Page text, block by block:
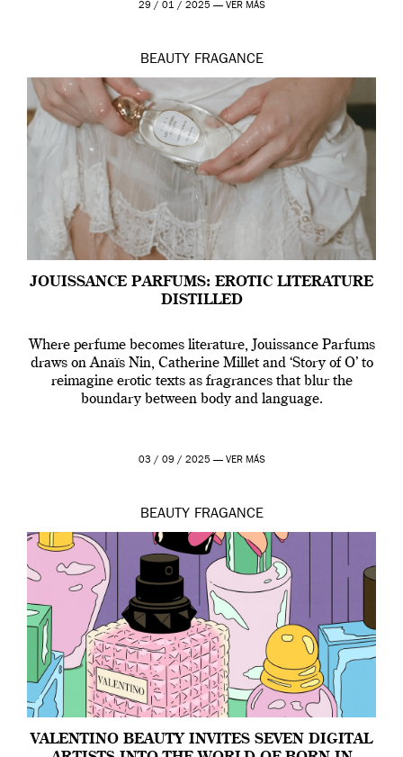
29 / 01 / 2025 — VER MÁS
BEAUTY FRAGANCE
JOUISSANCE PARFUMS: EROTIC LITERATURE
DISTILLED
Where perfume becomes literature, Jouissance Parfums
draws on Anaïs Nin, Catherine Millet and ‘Story of O’ to
reimagine erotic texts as fragrances that blur the
boundary between body and language.
03 / 09 / 2025 — VER MÁS
BEAUTY FRAGANCE
VALENTINO BEAUTY INVITES SEVEN DIGITAL